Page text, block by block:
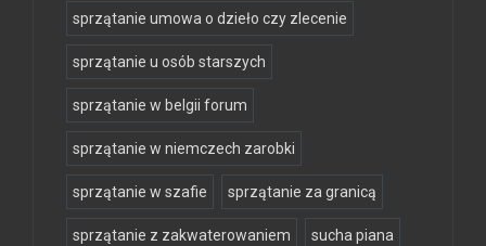
sprzątanie umowa o dzieło czy zlecenie
sprzątanie u osób starszych
sprzątanie w belgii forum
sprzątanie w niemczech zarobki
sprzątanie w szafie sprzątanie za granicą
sprzątanie z zakwaterowaniem sucha piana